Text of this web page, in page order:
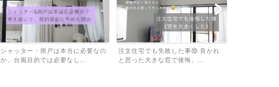
注文住宅でも失敗した事⑩ 良かれ
と思った大きな窓で後悔。...
住宅ローンの借り換えをする前にモ
ゲチェックで比較してビッ...